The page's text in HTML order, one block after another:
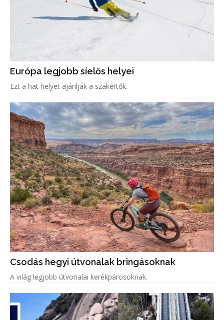
Európa legjobb síelős helyei
Ezt a hat helyet ajánlják a szakértők.
Csodás hegyi útvonalak bringásoknak
A világ legjobb útvonalai kerékpárosoknak.